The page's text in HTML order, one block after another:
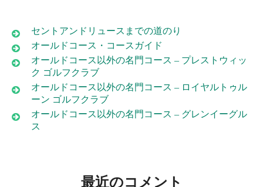
セントアンドリュースまでの道のり
オールドコース・コースガイド
オールドコース以外の名門コース – プレストウィッ
ク ゴルフクラブ
オールドコース以外の名門コース – ロイヤルトゥル
ーン ゴルフクラブ
オールドコース以外の名門コース – グレンイーグル
ス
最近のコメント